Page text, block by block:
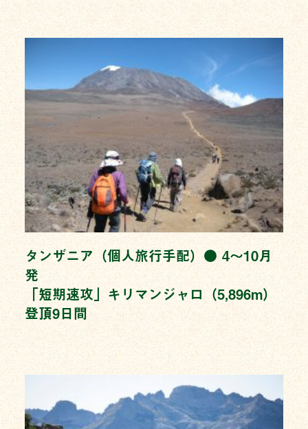
タンザニア（個人旅行手配）● 4〜10月
発
「短期速攻」キリマンジャロ（5,896m）
登頂9日間